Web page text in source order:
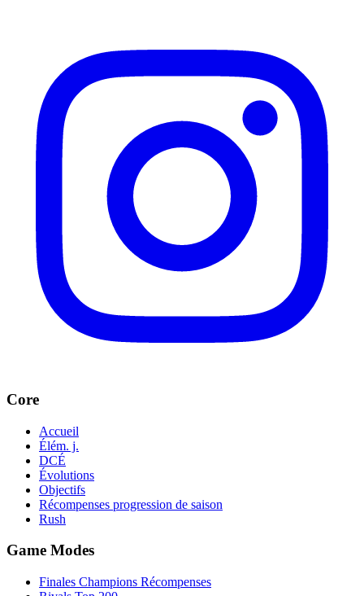
Core
Accueil
Élém. j.
DCÉ
Évolutions
Objectifs
Récompenses progression de saison
Rush
Game Modes
Finales Champions Récompenses